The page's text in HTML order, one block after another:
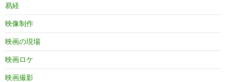
易経
映像制作
映画の現場
映画ロケ
映画撮影